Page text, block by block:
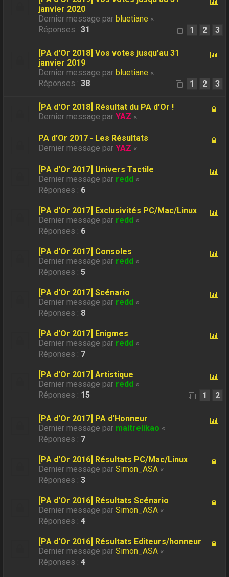
janvier 2020
Dernier message par bluetiane «
Réponses :31 1 2 3
[PA d'Or 2018] Vos votes jusqu'au 31
janvier 2019
Dernier message par bluetiane «
Réponses :38 1 2 3
[PA d'Or 2018] Résultat du PA d'Or !
Dernier message parYAZ «
PA d'Or 2017 - Les Résultats
Dernier message parYAZ «
[PA d'Or 2017] Univers Tactile
Dernier message par redd «
Réponses : 6
[PA d'Or 2017] Exclusivités PC/Mac/Linux
Dernier message par redd «
Réponses : 6
[PA d'Or 2017] Consoles
Dernier message par redd «
Réponses :5
[PA d'Or 2017] Scénario
Dernier message par redd «
Réponses : 8
[PA d'Or 2017] Enigmes
Dernier message par redd «
Réponses : 7
[PA d'Or 2017] Artistique
Dernier message par redd «
Réponses : 15 1 2
[PA d'Or 2017] PA d'Honneur
Dernier message par maitrelikao «
Réponses : 7
[PA d'Or 2016] Résultats PC/Mac/Linux
Dernier message parSimon_ASA «
Réponses :3
[PA d'Or 2016] Résultats Scénario
Dernier message parSimon_ASA «
Réponses :4
[PA d'Or 2016] Résultats Editeurs/honneur
Dernier message parSimon_ASA «
Réponses :4